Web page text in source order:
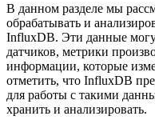
В данном разделе мы
обрабатывать и
InfluxDB. Эти данные
датчиков, метрики
информации, которые
отметить, что InfluxDB
для работы с такими
хранить и анализировать.